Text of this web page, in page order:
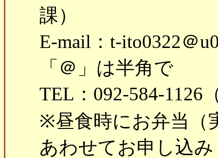
課）
E‐mail：t-ito0322
「＠」は半角で
TEL：092-584-1126
※昼食時にお弁当（
あわせてお申し込